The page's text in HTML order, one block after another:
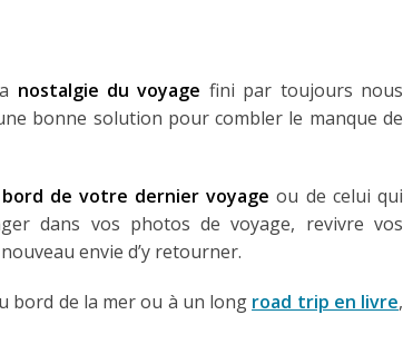
nostalgie du voyage fini par toujours nous
bonne solution pour combler le manque de
de votre dernier voyage ou de celui qui
dans vos photos de voyage, revivre vos
envie d’y retourner.
bord de la mer ou à un long road trip en livre,